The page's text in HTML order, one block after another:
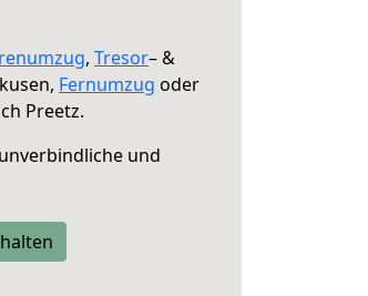
, Tresor– &
Fernumzug oder
Preetz.
und